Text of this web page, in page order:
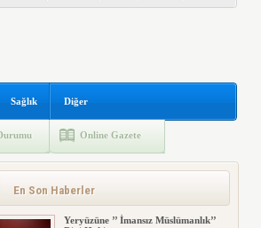
Sağlık Diğer
Online Gazete
En Son Haberler
Yeryüzüne ’’ İmansız Müslümanlık’’